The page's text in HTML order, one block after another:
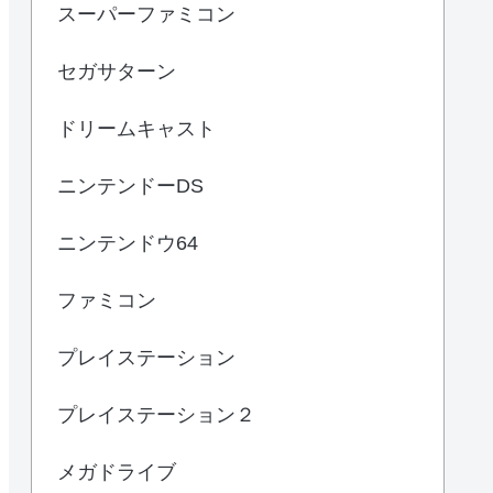
スーパーファミコン
セガサターン
ドリームキャスト
ニンテンドーDS
ニンテンドウ64
ファミコン
プレイステーション
プレイステーション２
メガドライブ